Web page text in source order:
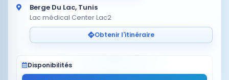
Berge Du Lac, Tunis
Lac médical Center Lac2
Obtenir l'itinéraire
Disponibilités